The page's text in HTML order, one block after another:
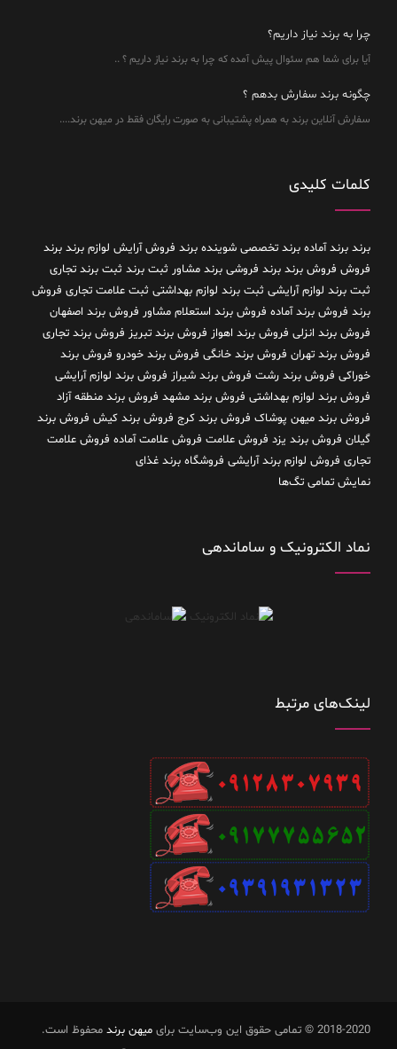
چرا به برند نیاز داریم؟
آیا برای شما هم سئوال پیش آمده که چرا به برند نیاز داریم ؟ ..
چگونه برند سفارش بدهم ؟
سفارش آنلاین برند به همراه پشتیبانی به صورت رایگان فقط در میهن برند....
کلمات کلیدی
برند برند آماده برند تخصصی شوینده برند فروش آرایش لوازم برند برند
فروش فروش برند برند فروشی برند مشاور ثبت برند ثبت برند تجاری
ثبت برند لوازم آرایشی ثبت برند لوازم بهداشتی ثبت علامت تجاری فروش
برند فروش برند آماده فروش برند استعلام مشاور فروش برند اصفهان
فروش برند انزلی فروش برند اهواز فروش برند تبریز فروش برند تجاری
فروش برند تهران فروش برند خانگی فروش برند خودرو فروش برند
خوراکی فروش برند رشت فروش برند شیراز فروش برند لوازم آرایشی
فروش برند لوازم بهداشتی فروش برند مشهد فروش برند منطقه آزاد
فروش برند میهن پوشاک فروش برند کرج فروش برند کیش فروش برند
گیلان فروش برند یزد فروش علامت فروش علامت آماده فروش علامت
تجاری فروش لوازم برند آرایشی فروشگاه برند غذای
نمایش تمامی تگ‌ها
نماد الکترونیک و ساماندهی
لینک‌های مرتبط
2018-2020 © تمامی حقوق این وب‌سایت برای میهن برند محفوظ است.